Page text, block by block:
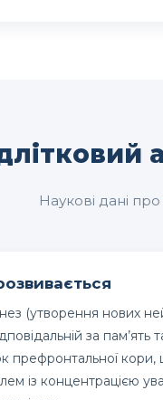
Наукові дані
(утворення нових
за пам’ять
префронтальної кори,
із концентрацією